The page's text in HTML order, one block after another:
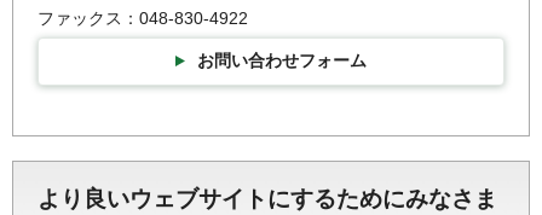
ファックス：048-830-4922
お問い合わせフォーム
より良いウェブサイトにするためにみなさま